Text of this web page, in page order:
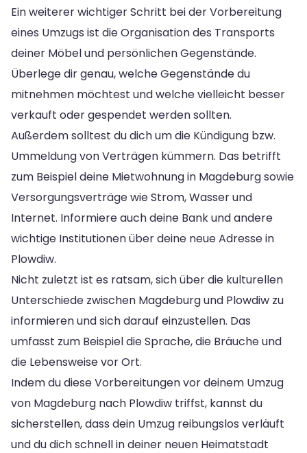
Ein weiterer wichtiger Schritt bei der Vorbereitung
eines Umzugs ist die Organisation des Transports
deiner Möbel und persönlichen Gegenstände.
Überlege dir genau, welche Gegenstände du
mitnehmen möchtest und welche vielleicht besser
verkauft oder gespendet werden sollten.
Außerdem solltest du dich um die Kündigung bzw.
Ummeldung von Verträgen kümmern. Das betrifft
zum Beispiel deine Mietwohnung in Magdeburg sowie
Versorgungsverträge wie Strom, Wasser und
Internet. Informiere auch deine Bank und andere
wichtige Institutionen über deine neue Adresse in
Plowdiw.
Nicht zuletzt ist es ratsam, sich über die kulturellen
Unterschiede zwischen Magdeburg und Plowdiw zu
informieren und sich darauf einzustellen. Das
umfasst zum Beispiel die Sprache, die Bräuche und
die Lebensweise vor Ort.
Indem du diese Vorbereitungen vor deinem Umzug
von Magdeburg nach Plowdiw triffst, kannst du
sicherstellen, dass dein Umzug reibungslos verläuft
und du dich schnell in deiner neuen Heimatstadt